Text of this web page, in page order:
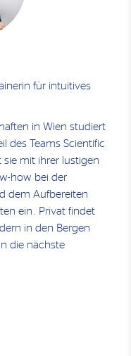
für intuitives
in Wien studiert
des Teams Scientific
mit ihrer lustigen
how bei der
dem Aufbereiten
ein. Privat findet
in den Bergen
die nächste